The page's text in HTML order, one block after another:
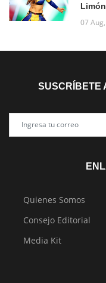
Limón
07
SUSCRÍBETE
Quienes Somos
Consejo Editorial
Media Kit